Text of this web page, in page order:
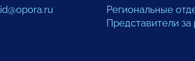
id@opora.ru
Региональные
Представители